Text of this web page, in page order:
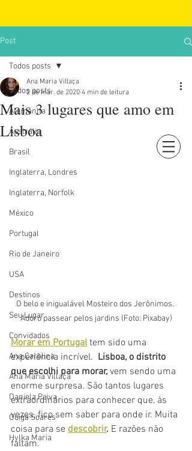
Post
Todos posts
Alemanha
Austrália
Brasil
Inglaterra, Londres
Inglaterra, Norfolk
México
Portugal
Rio de Janeiro
USA
Destinos
Seu Lugar
Convidados
Ana Carolina
Ana Maria Villaça
Daniela Paiva
Guiga Soares
Hylka Maria
Todos posts
Mais 3 lugares que amo em
Lisboa
Ana Maria Villaça
2 de mar. de 2020 4 min de leitura
O belo e inigualável Mosteiro dos Jerônimos.
Adoro passear pelos jardins (Foto: Pixabay)
Morar em Portugal tem sido uma
experiência incrível. Lisboa, o distrito
que escolhi para morar, vem sendo uma
enorme surpresa. São tantos lugares
extraordinários para conhecer que, às
vezes, fico sem saber para onde ir. Muita
coisa para se descobrir. E razões não
faltam.